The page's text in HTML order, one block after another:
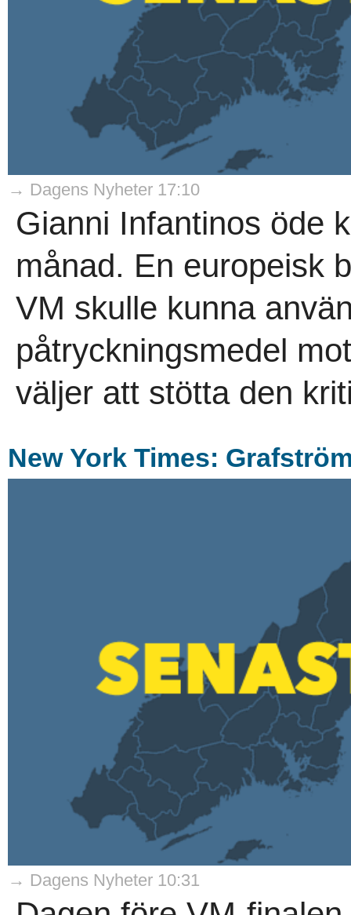
→ Dagens Nyheter 17:10
Gianni Infantinos öde
månad. En europeisk
VM skulle kunna
påtryckningsmedel
väljer att stötta den
New York Times:
→ Dagens Nyheter 10:31